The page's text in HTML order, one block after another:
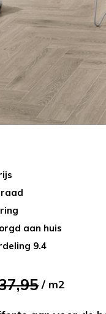
aan huis
9.4
/ m2